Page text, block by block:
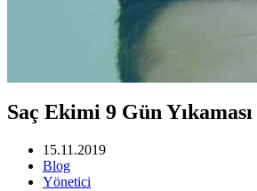
Saç Ekimi 9 Gün Yıkaması
15.11.2019
Blog
Yönetici